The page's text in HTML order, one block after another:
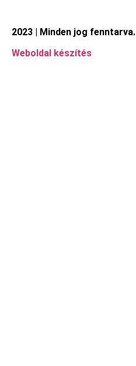
2023 | Minden jog fenntarva.
Weboldal készítés